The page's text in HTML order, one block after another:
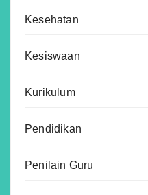
Kesehatan
Kesiswaan
Kurikulum
Pendidikan
Penilain Guru